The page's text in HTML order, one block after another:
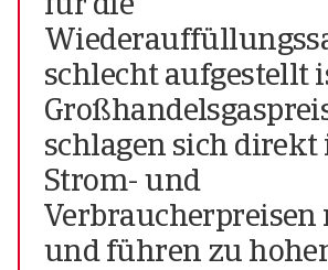
für die
schlecht aufgestellt
schlagen sich direkt
Strom- und
Verbraucherpreisen
und führen zu